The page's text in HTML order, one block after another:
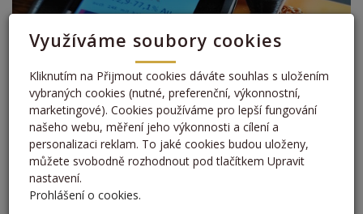
Využíváme soubory cookies
Kliknutím na Přijmout cookies dáváte souhlas s uložením
vybraných cookies (nutné, preferenční, výkonnostní,
marketingové). Cookies používáme pro lepší fungování
našeho webu, měření jeho výkonnosti a cílení a
personalizaci reklam. To jaké cookies budou uloženy,
můžete svobodně rozhodnout pod tlačítkem Upravit
nastavení.
Prohlášení o cookies.